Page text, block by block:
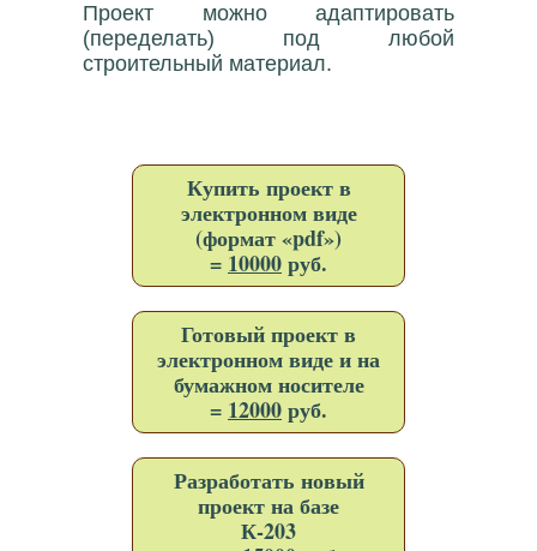
Проект можно адаптировать
(переделать) под любой
строительный материал.
Купить проект в
электронном виде
(формат «pdf»)
= 10000руб.
Готовый проект в
электронном виде и на
бумажном носителе
= 12000руб.
Разработать новый
проект на базе
К-203